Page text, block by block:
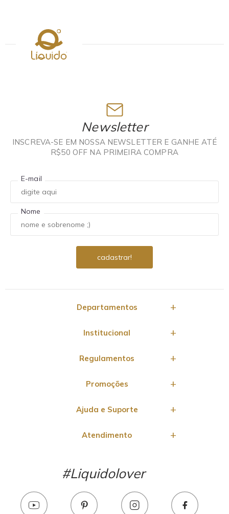
Newsletter
INSCREVA-SE EM NOSSA NEWSLETTER E GANHE ATÉ
R$50 OFF NA PRIMEIRA COMPRA
E-mail
Nome
Departamentos
Institucional
Regulamentos
Promoções
Ajuda e Suporte
Atendimento
#Liquidolover